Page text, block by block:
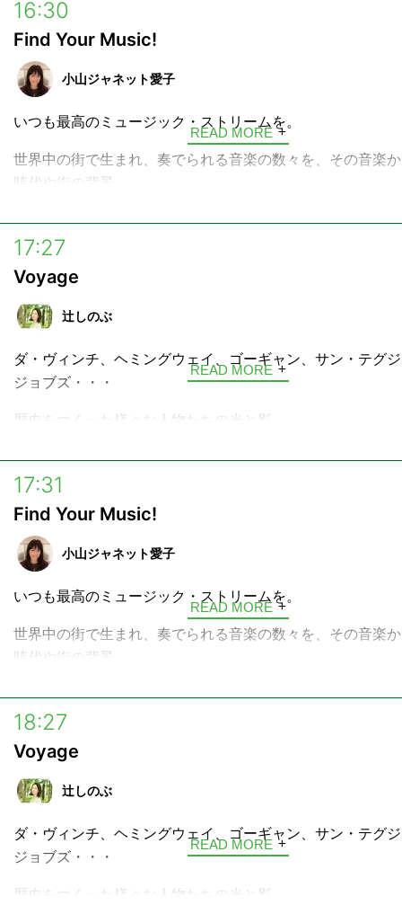
16:30
Find Your Music!
小山ジャネット愛子
いつも最高のミュージック・ストリームを。
世界中の街で生まれ、奏でられる音楽の数々を、その音楽
時代や街の背景。
その音楽に込められたミュージシャンの想いと共にお届け
ジック・ストリーム「Find Your Music!」。
パーソナリティ、小山ジャネット愛子がお届けします。
READ MORE
17:27
Voyage
辻しのぶ
ダ・ヴィンチ、ヘミングウェイ、ゴーギャン、サン・テグ
ジョブズ・・・
歴史をつくった様々な人物たちの光と影。
そして今なお色あせない、その生きざまを言葉で旅する4分
「Voyage」。
少し乾きかけたあなたの心に、好奇心という名の水分補給
なたへinterfmから言葉の贈り物です。
■放送時間
月曜日～木曜日 17:27 / 18:27
土曜日 10:55 / 13:55 / 17:40
日曜日 10:55 / 15:55
構成：飯村聖美
READ MORE
17:31
Find Your Music!
小山ジャネット愛子
いつも最高のミュージック・ストリームを。
世界中の街で生まれ、奏でられる音楽の数々を、その音楽
時代や街の背景。
その音楽に込められたミュージシャンの想いと共にお届け
ジック・ストリーム「Find Your Music!」。
パーソナリティ、小山ジャネット愛子がお届けします。
READ MORE
18:27
Voyage
辻しのぶ
ダ・ヴィンチ、ヘミングウェイ、ゴーギャン、サン・テグ
ジョブズ・・・
歴史をつくった様々な人物たちの光と影。
READ MORE